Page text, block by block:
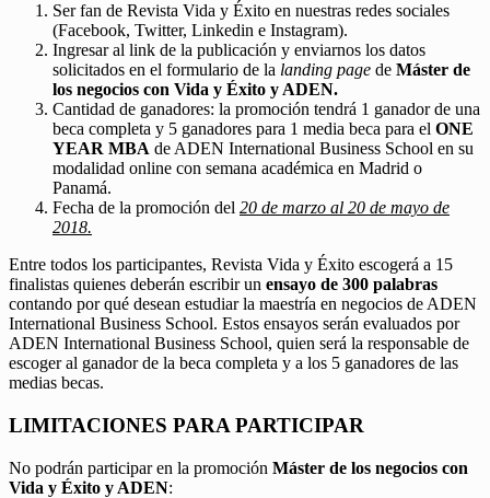
Ser fan de Revista Vida y Éxito en nuestras redes sociales
(Facebook, Twitter, Linkedin e Instagram).
Ingresar al link de la publicación y enviarnos los datos
solicitados en el formulario de la landing page de Máster de
los negocios con Vida y Éxito y ADEN.
Cantidad de ganadores: la promoción tendrá 1 ganador de una
beca completa y 5 ganadores para 1 media beca para el ONE
YEAR MBA de ADEN International Business School en su
modalidad online con semana académica en Madrid o
Panamá.
Fecha de la promoción del 20 de marzo al 20 de mayo de
2018.
Entre todos los participantes, Revista Vida y Éxito escogerá a 15
finalistas quienes deberán escribir un ensayo de 300 palabras
contando por qué desean estudiar la maestría en negocios de ADEN
International Business School. Estos ensayos serán evaluados por
ADEN International Business School, quien será la responsable de
escoger al ganador de la beca completa y a los 5 ganadores de las
medias becas.
LIMITACIONES PARA PARTICIPAR
No podrán participar en la promoción Máster de los negocios con
Vida y Éxito y ADEN: